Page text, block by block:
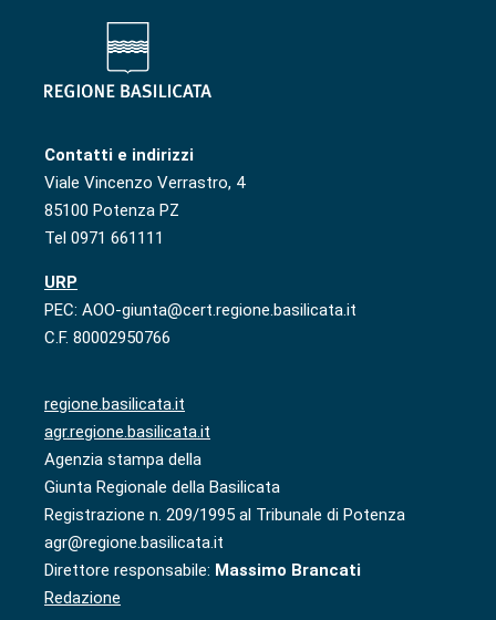
Contatti e indirizzi
Viale Vincenzo Verrastro, 4
85100 Potenza PZ
Tel 0971 661111
URP
PEC: AOO-giunta@cert.regione.basilicata.it
C.F. 80002950766
regione.basilicata.it
agr.regione.basilicata.it
Agenzia stampa della
Giunta Regionale della Basilicata
Registrazione n. 209/1995 al Tribunale di Potenza
agr@regione.basilicata.it
Direttore responsabile: Massimo Brancati
Redazione